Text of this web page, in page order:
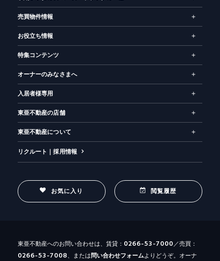
売買物件情報
お役立ち情報
特集コンテンツ
オーナーのみなさまへ
入居者様専用
東亜不動産の店舗
東亜不動産について
リクルート｜採用情報
お気に入り 閲覧履歴
東亜不動産へのお問い合わせは、賃貸： 0266-53-7000／売買：
0266-53-7008、または 問い合わせフォームよりどうぞ。オーナ